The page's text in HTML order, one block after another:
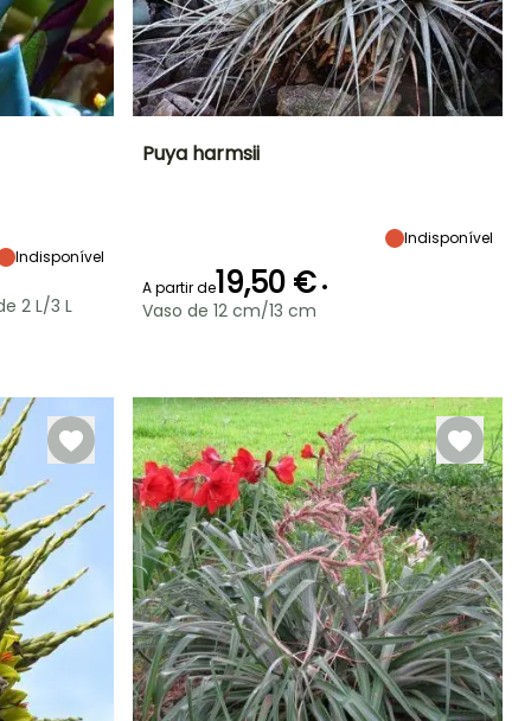
Indisponível
2 L/3 L
Puya harmsii
Indisponível
A partir de19,50 € •
Vaso de 12 cm/13 cm